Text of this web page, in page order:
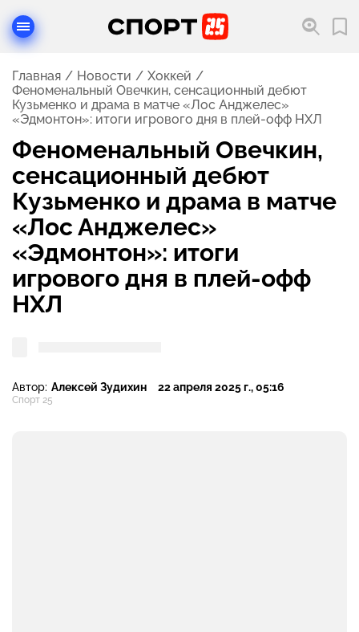
Главная Новости
Хоккей
Феноменальный Овечкин, сенсационный дебют
Кузьменко и драма в матче «Лос Анджелес»
«Эдмонтон»: итоги игрового дня в плей-офф НХЛ
Феноменальный Овечкин,
сенсационный дебют
Кузьменко и драма в матче
«Лос Анджелес»
«Эдмонтон»: итоги
игрового дня в плей-офф
НХЛ
Автор: Алексей Зудихин
Спорт 25
22 апреля 2025 г., 05:16